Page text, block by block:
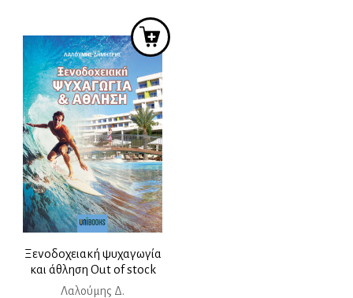
Ξενοδοχειακή ψυχαγωγία
και άθληση Out of stock
Λαλούμης Δ.